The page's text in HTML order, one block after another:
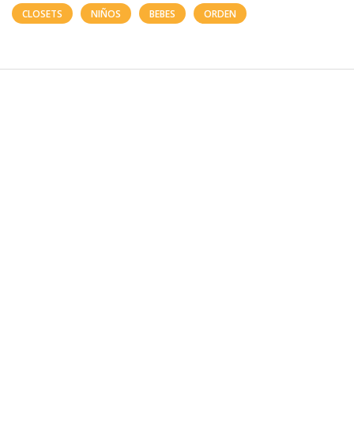
CLOSETS NIÑOS BEBES ORDEN